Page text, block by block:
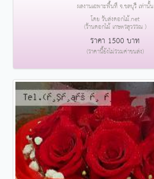
ผลงานเฉพาะพื้นที่ จ.ชลบุรี เท่านั้น
โดย รับส่งดอกไม้.net
(ร้านดอกไม้ เกษตรสุวรรณ )
ราคา 1500 บาท
(ราคานี้ยังไม่รวมค่าขนส่ง)